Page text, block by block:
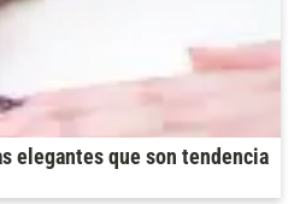
elegantes que son tendencia